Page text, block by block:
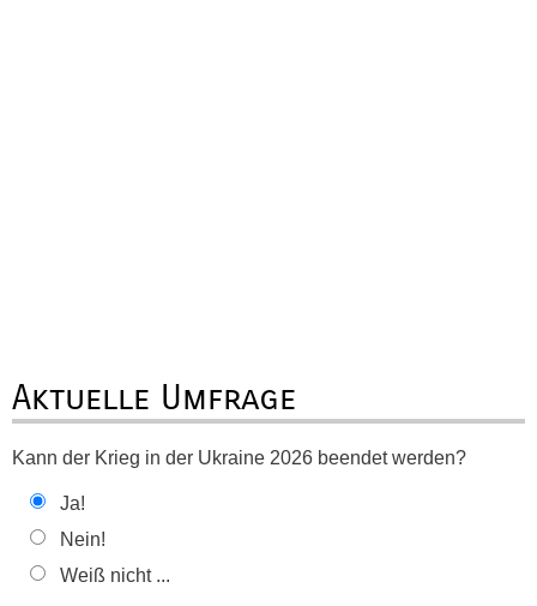
Aktuelle Umfrage
Kann der Krieg in der Ukraine 2026 beendet werden?
Ja!
Nein!
Weiß nicht ...